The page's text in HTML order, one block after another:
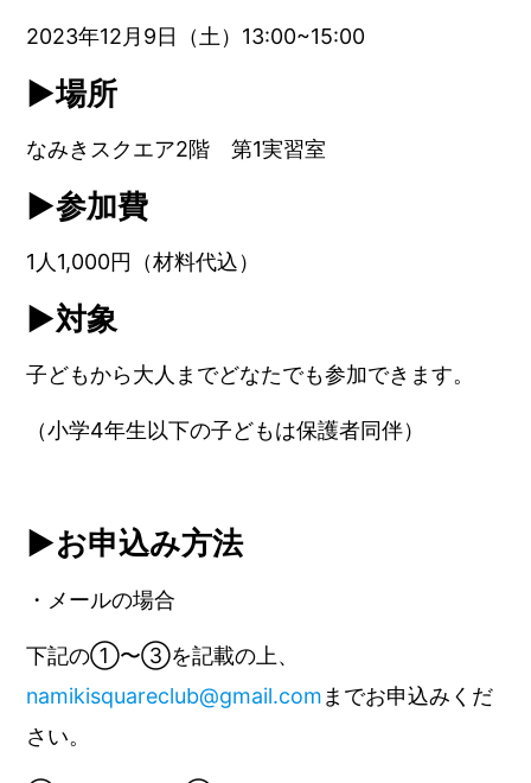
2023年12月9日（土）13:00~15:00
▶︎場所
なみきスクエア2階 第1実習室
▶︎参加費
1人1,000円（材料代込）
▶︎対象
子どもから大人までどなたでも参加できます。
（小学4年生以下の子どもは保護者同伴）
▶︎お申込み方法
・メールの場合
下記の①〜③を記載の上、
namikisquareclub@gmail.com までお申込みくだ
さい。